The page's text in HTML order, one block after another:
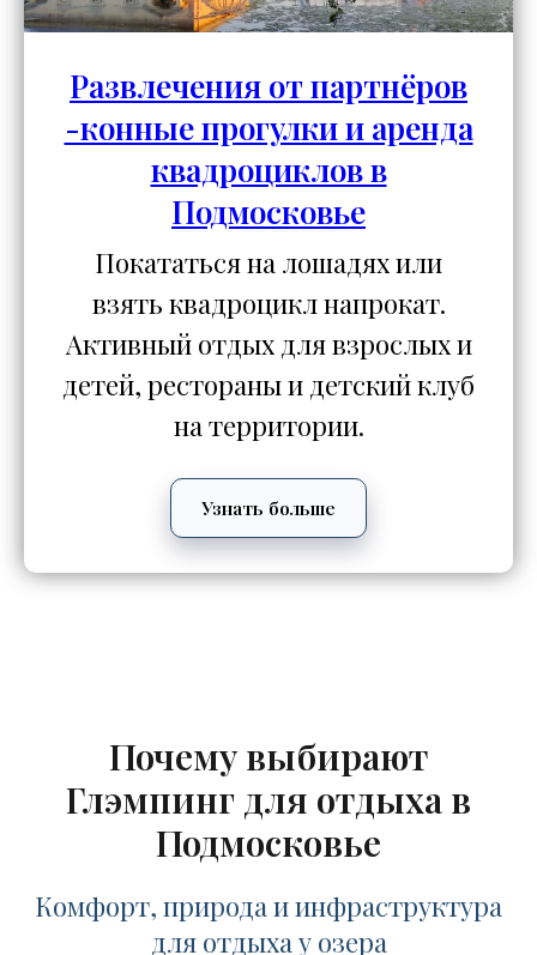
Развлечения от партнёров
-конные прогулки и аренда
квадроциклов в
Подмосковье
Покататься на лошадях или
взять квадроцикл напрокат.
Активный отдых для взрослых и
детей, рестораны и детский клуб
на территории.
Узнать больше
Почему выбирают
Глэмпинг для отдыха в
Подмосковье
Комфорт, природа и инфраструктура
для отдыха у озера